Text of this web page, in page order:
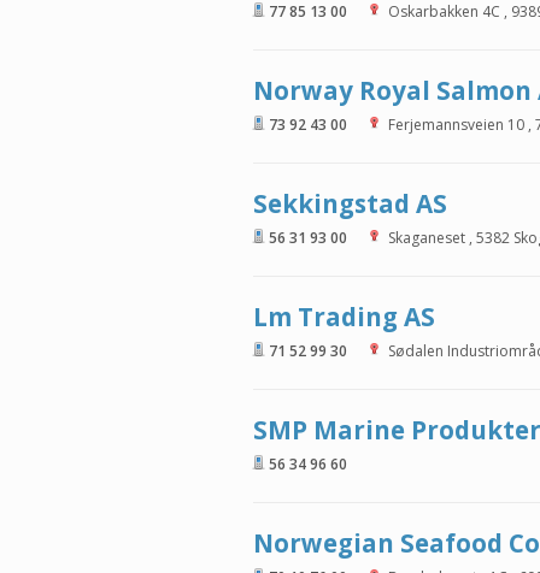
77 85 13 00 Oskarbakken 4C ,
Norway Royal Salmon
73 92 43 00 Ferjemannsveien 10 ,
Sekkingstad AS
56 31 93 00 Skaganeset , 5382
Lm Trading AS
71 52 99 30 Sødalen
SMP Marine
56 34 96 60
Norwegian Seafood